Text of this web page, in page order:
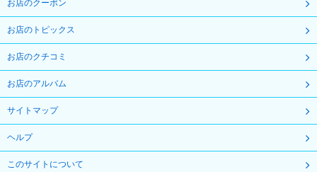
お店のクーポン
お店のトピックス
お店のクチコミ
お店のアルバム
サイトマップ
ヘルプ
このサイトについて